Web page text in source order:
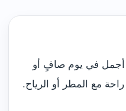
أجمل في يوم صافٍ أو
مع المطر أو الرياح.